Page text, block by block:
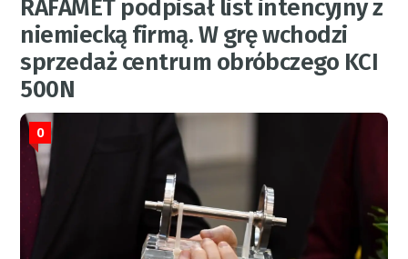
RAFAMET podpisał list intencyjny z
niemiecką firmą. W grę wchodzi
sprzedaż centrum obróbczego KCI
500N
0